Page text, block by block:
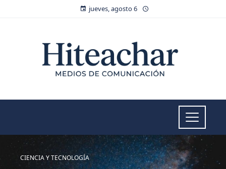
jueves, agosto 6
CIENCIA Y TECNOLOGÍA